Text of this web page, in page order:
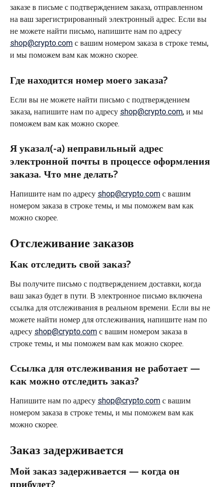
заказе в письме с подтверждением заказа, отправленном
на ваш зарегистрированный электронный адрес. Если вы
не можете найти письмо, напишите нам по адресу
shop@crypto.com с вашим номером заказа в строке темы,
и мы поможем вам как можно скорее.
Где находится номер моего заказа?
Если вы не можете найти письмо с подтверждением
заказа, напишите нам по адресу shop@crypto.com, и мы
поможем вам как можно скорее.
Я указал(-а) неправильный адрес
электронной почты в процессе оформления
заказа. Что мне делать?
Напишите нам по адресу shop@crypto.com с вашим
номером заказа в строке темы, и мы поможем вам как
можно скорее.
Отслеживание заказов
Как отследить свой заказ?
Вы получите письмо с подтверждением доставки, когда
ваш заказ будет в пути. В электронное письмо включена
ссылка для отслеживания в реальном времени. Если вы не
можете найти номер для отслеживания, напишите нам по
адресу shop@crypto.com с вашим номером заказа в
строке темы, и мы поможем вам как можно скорее.
Ссылка для отслеживания не работает —
как можно отследить заказ?
Напишите нам по адресу shop@crypto.com с вашим
номером заказа в строке темы, и мы поможем вам как
можно скорее.
Заказ задерживается
Мой заказ задерживается — когда он
прибудет?